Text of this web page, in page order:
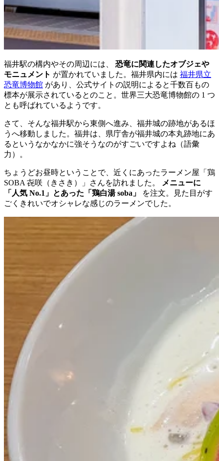
福井駅の構内やその周辺には、 恐竜に関連したオブジェや
モニュメント が置かれていました。福井県内には 福井県立
恐竜博物館 があり、公式サイトの説明によると千数百もの
標本が展示されているとのこと。世界三大恐竜博物館の 1 つ
とも呼ばれているようです。
さて、そんな福井駅から東側へ進み、福井城の跡地があるほ
うへ移動しました。福井は、県庁舎が福井城の本丸跡地にあ
るというなかなかに強そうなのがすごいですよね（語彙
力）。
ちょうどお昼時ということで、近くにあったラーメン屋「鶏
SOBA 㐂咲（きさき）」さんを訪れました。
メニューに
「人気 No.1」とあった「鶏白湯 soba」
を注文。見た目がす
ごくきれいでオシャレな感じのラーメンでした。